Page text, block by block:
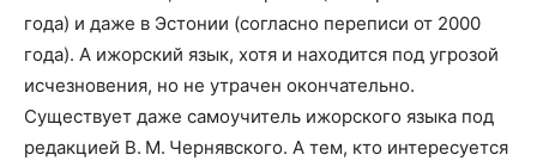
года) и даже в Эстонии (согласно переписи от 2000
года). А ижорский язык, хотя и находится под угрозой
исчезновения, но не утрачен окончательно.
Существует даже самоучитель ижорского языка под
редакцией В. М. Чернявского. А тем, кто интересуется